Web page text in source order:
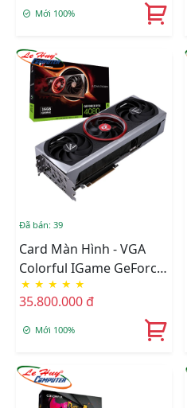
Mới 100%
Đã bán: 39
Card Màn Hình - VGA
Colorful IGame GeForce
RTX 4080 16G Advanced
OC-V
★ ★ ★ ★ ★
35.800.000 đ
Mới 100%